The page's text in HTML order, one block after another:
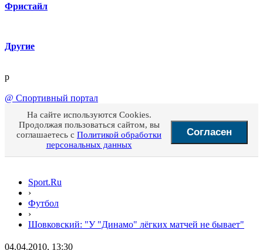
Фристайл
Другие
p
@ Спортивный портал
На сайте используются Cookies.
Продолжая пользоваться сайтом, вы
соглашаетесь с Политикой обработки
персональных данных
Согласен
Sport.Ru
›
Футбол
›
Шовковский: "У "Динамо" лёгких матчей не бывает"
04.04.2010, 13:30